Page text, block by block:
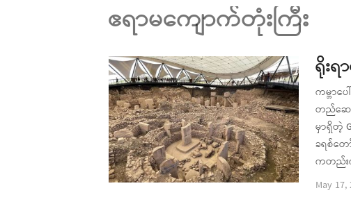
ဧရာမကျောက်တုံးကြီး
ရိုး
ကမ္ဘာပ
တည်ဆေ
မှာရှိတဲ့
ခရစ်တေ
ကတည်
May 17,